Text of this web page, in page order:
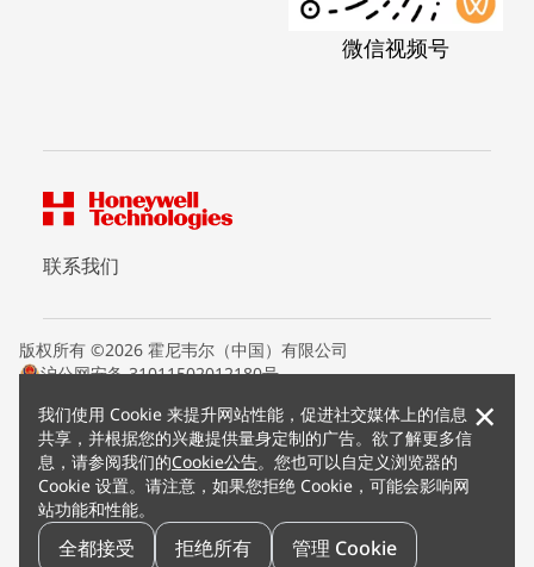
我们使用 Cookie 来提升网站性能，促进社交媒体上的信息
共享，并根据您的兴趣提供量身定制的广告。欲了解更多信
息，请参阅我们的Cookie公告。您也可以自定义浏览器的
Cookie 设置。请注意，如果您拒绝 Cookie，可能会影响网
站功能和性能。
全都接受 拒绝所有 管理 Cookie
×
微信视频号
联系我们
版权所有 ©2026 霍尼韦尔（中国）有限公司
沪公网安备 31011502012180号
条款条约
隐私声明
您的隐私选项
霍尼韦尔科技Cookie通知
退订
漏洞报告